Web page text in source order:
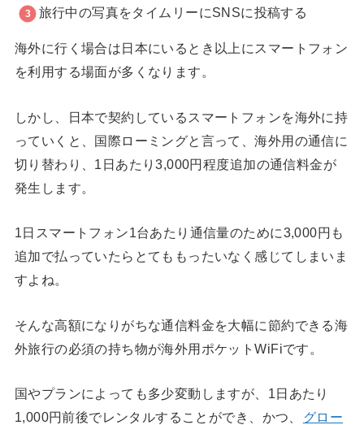
旅行中の写真をタイムリーにSNSに投稿する
海外に行く場合は日本にいるとき以上にスマートフォン
を利用する場面が多くなります。
しかし、日本で契約しているスマートフォンを海外に持
っていくと、国際ローミングと言って、海外用の通信に
切り替わり、1日あたり3,000円程度追加の通信料金が
発生します。
1日スマートフォン1台あたり通信量のために3,000円も
追加で払っていたらとてももったいなく感じてしまいま
すよね。
そんな高額になりがちな通信料金を大幅に節約できる海
外旅行の必須の持ち物が海外用ポケットWiFiです。
国やプランによっても多少変動しますが、1日あたり
1,000円前後でレンタルすることができ、かつ、
グロー